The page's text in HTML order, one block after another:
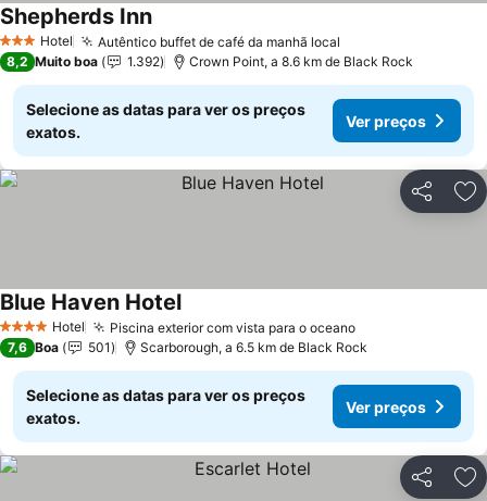
3 EstrelasHotel Autêntico buffet de café da manhã local
Shepherds Inn
8,2 Muito boa 1.392 Crown Point, a 8.6 km de Black Rock
Selecione as datas para ver os preços
exatos.
Ver preços
Partilhar
4 EstrelasHotel Piscina exterior com vista para o oceano
Blue Haven Hotel
7,6 Boa 501 Scarborough, a 6.5 km de Black Rock
Selecione as datas para ver os preços
exatos.
Ver preços
Partilhar